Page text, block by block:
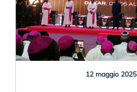
12 maggio 2025